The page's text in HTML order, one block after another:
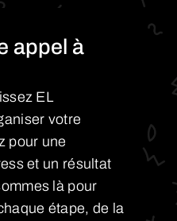
appel à
EL
votre
pour une
et un résultat
là pour
étape, de la